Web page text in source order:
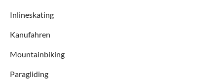
Inlineskating
Kanufahren
Mountainbiking
Paragliding